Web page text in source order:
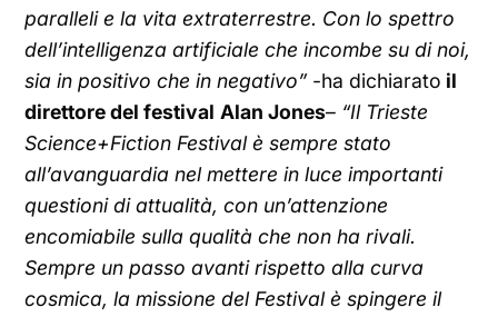
paralleli e la vita extraterrestre. Con lo spettro
dell’intelligenza artificiale che incombe su di noi,
sia in positivo che in negativo” -ha dichiarato il
direttore del festival Alan Jones– “Il Trieste
Science+Fiction Festival è sempre stato
all’avanguardia nel mettere in luce importanti
questioni di attualità, con un’attenzione
encomiabile sulla qualità che non ha rivali.
Sempre un passo avanti rispetto alla curva
cosmica, la missione del Festival è spingere il